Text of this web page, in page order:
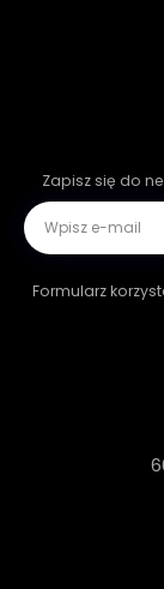
Zapisz się do
Formularz